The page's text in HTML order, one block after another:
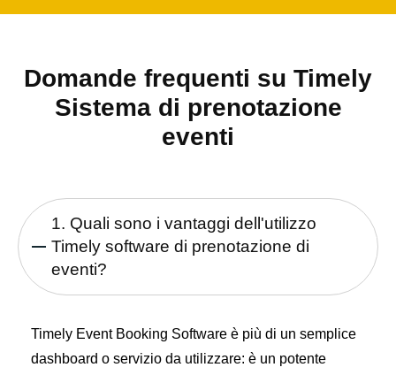
Domande frequenti su Timely
Sistema di prenotazione
eventi
1. Quali sono i vantaggi dell'utilizzo
Timely software di prenotazione di
eventi?
Timely Event Booking Software è più di un semplice
dashboard o servizio da utilizzare: è un potente